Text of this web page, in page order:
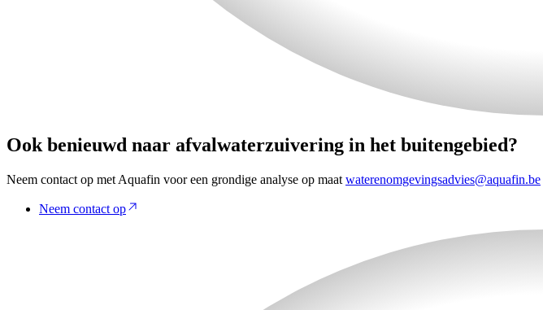
Ook benieuwd naar afvalwaterzuivering in het buitengebied?
Neem contact op met Aquafin voor een grondige analyse op maat waterenomgevingsadvies@aquafin.be
Neem contact op